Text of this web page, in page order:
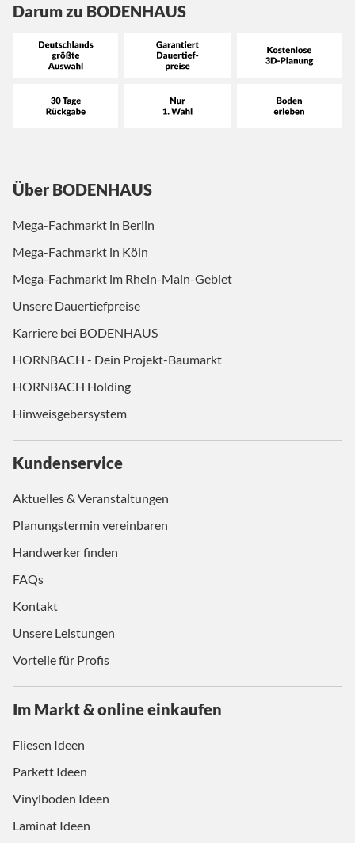
Darum zu BODENHAUS
Über BODENHAUS
Mega-Fachmarkt in Berlin
Mega-Fachmarkt in Köln
Mega-Fachmarkt im Rhein-Main-Gebiet
Unsere Dauertiefpreise
Karriere bei BODENHAUS
HORNBACH - Dein Projekt-Baumarkt
HORNBACH Holding
Hinweisgebersystem
Kundenservice
Aktuelles & Veranstaltungen
Planungstermin vereinbaren
Handwerker finden
FAQs
Kontakt
Unsere Leistungen
Vorteile für Profis
Im Markt & online einkaufen
Fliesen Ideen
Parkett Ideen
Vinylboden Ideen
Laminat Ideen